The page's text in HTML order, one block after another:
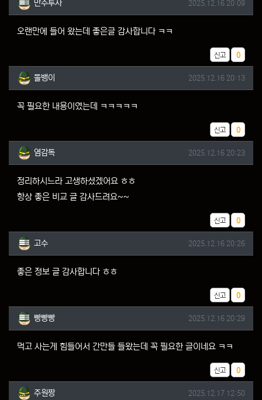
만주투사 작성일
2025.12.16 20:09
오랜만에 들어 왔는데 좋은글 감사합니다 ㅋㅋ
신고 추천
0
똘뱅이님의 댓글
똘뱅이 작성일
2025.12.16 20:13
꼭 필요한 내용이였는데 ㅋㅋㅋㅋㅋ
신고 추천
0
염감독님의 댓글
염감독 작성일
2025.12.16 20:23
정리하시느라 고생하셨겠어요 ㅎㅎ
항상 좋은 비교 글 감사드려요~~
신고 추천
0
고수님의 댓글
고수 작성일
2025.12.16 20:26
좋은 정보 글 감사합니다 ㅎㅎ
신고 추천
0
빵빵빵님의 댓글
빵빵빵 작성일
2025.12.16 20:29
먹고 사는게 힘들어서 간만들 들왔는데 꼭 필요한 글이네요 ㅋㅋ
신고 추천
0
주원짱님의 댓글
주원짱 작성일
2025.12.17 12:50